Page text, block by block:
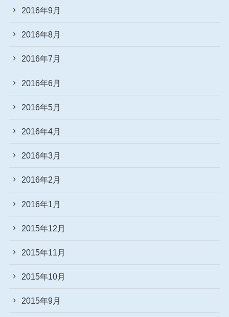
2016年9月
2016年8月
2016年7月
2016年6月
2016年5月
2016年4月
2016年3月
2016年2月
2016年1月
2015年12月
2015年11月
2015年10月
2015年9月